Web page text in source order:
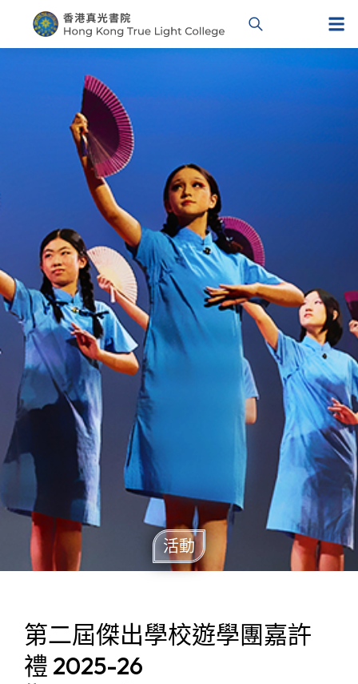
活動
第二屆傑出學校遊學團嘉許
禮 2025-26